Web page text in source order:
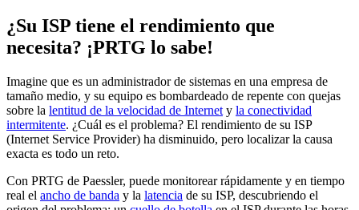
¿Su ISP tiene el rendimiento que
necesita? ¡PRTG lo sabe!
Imagine que es un administrador de sistemas en una empresa de
tamaño medio, y su equipo es bombardeado de repente con quejas
sobre la lentitud de la velocidad de Internet y la conectividad
intermitente. ¿Cuál es el problema? El rendimiento de su ISP
(Internet Service Provider) ha disminuido, pero localizar la causa
exacta es todo un reto.
Con PRTG de Paessler, puede monitorear rápidamente y en tiempo
real el ancho de banda y la latencia de su ISP, descubriendo el